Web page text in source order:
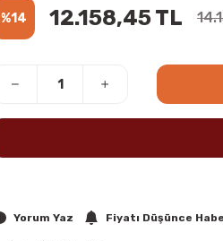
%14 12.158,45 TL
Yorum Yaz Fiyatı Düşünce